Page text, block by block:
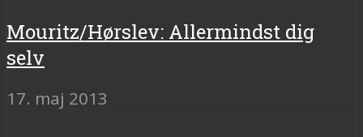
Mouritz/Hørslev: Allermindst dig
selv
17. maj 2013